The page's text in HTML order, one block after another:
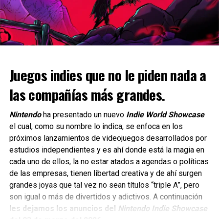
XENOBLADE CHRONICLES X
XENOBLADE CHRONICLES X: DEFINITIVE EDITION
UP NEXT
Mythic Quest es la serie perfecta para todos
La cinta Wolf Man revela el nuevo look del
Hombre Lobo
Yosimar Astivia
un relanzamiento
para consola de actual generación. Y
ahora que por fin llegó ha creado una puerta de debate y
una división de opiniones por lo que respecta a su precio
y si bien hay argumentos válidos en ambas posturas,
Pokémon
seguramente ya lo adquirieron
y si no, pero
sobre todo si no tienen la versión original,deberían
considerar adquirir este relanzamiento ya que pese a
todo, es una emulación oficial del ROM original que
está muy bien trasladada a Nintendo Switch y es
nostalgia pura. A continuación hablaré de este juego,
incluyendo su precio y lo que ofrece.
Juegos indies que no le piden nada a
las compañías más grandes.
Nintendoha presentado un nuevo Indie World Showcase
el cual, como su nombre lo indica, se enfoca en los
próximos lanzamientos de videojuegos desarrollados por
estudios independientes y es ahí donde está la magia en
cada uno de ellos, la no estar atados a agendas o políticas
de las empresas, tienen libertad creativa y de ahí surgen
grandes joyas que tal vez no sean títulos “triple A”, pero
son igual o más de divertidos y adictivos. A continuación
les dejamos los anuncios del Nintendo Indie Showcase